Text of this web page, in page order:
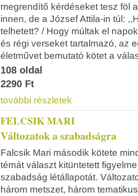
megrendítő kérdéseket tesz föl
innen, de a József Attila-in túl:
telhetett? / Hogy múltak el
és régi verseket tartalmazó, az
életművet bemutató kötet a
108 oldal
2290 Ft
további részletek
FELCSIK MARI
Változatok a szabadságra
Falcsik Mari második kötete
témát választ kitüntetett
szabadság létállapotát.
három metszet, három